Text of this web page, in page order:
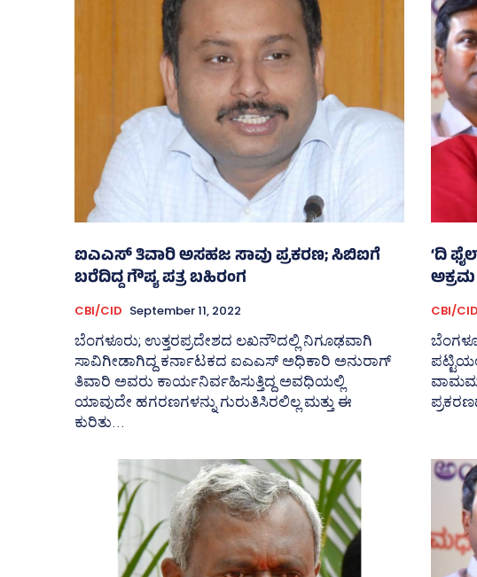
ಐಎಎಸ್‌ ತಿವಾರಿ ಅಸಹಜ ಸಾವು ಪ್ರಕರಣ; ಸಿಬಿಐಗೆ
ಬರೆದಿದ್ದ ಗೌಪ್ಯ ಪತ್ರ ಬಹಿರಂಗ
CBI/CID September 11, 2022
ಬೆಂಗಳೂರು; ಉತ್ತರಪ್ರದೇಶದ ಲಖನೌದಲ್ಲಿ ನಿಗೂಢವಾಗಿ
ಸಾವಿಗೀಡಾಗಿದ್ದ ಕರ್ನಾಟಕದ ಐಎಎಸ್‌ ಅಧಿಕಾರಿ ಅನುರಾಗ್‌
ತಿವಾರಿ ಅವರು ಕಾರ್ಯನಿರ್ವಹಿಸುತ್ತಿದ್ದ ಅವಧಿಯಲ್ಲಿ
ಯಾವುದೇ ಹಗರಣಗಳನ್ನು ಗುರುತಿಸಿರಲಿಲ್ಲ ಮತ್ತು ಈ
ಕುರಿತು...
‘ದಿ
CBI/CID